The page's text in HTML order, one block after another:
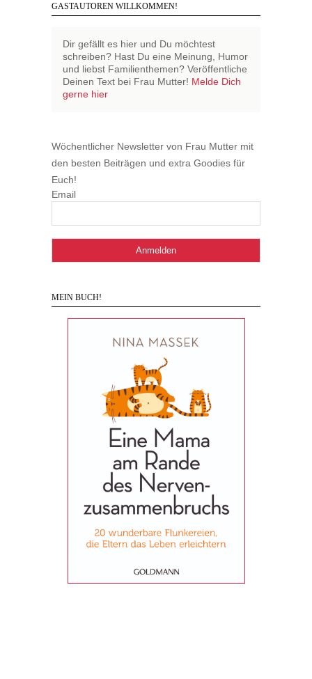
GASTAUTOREN WILLKOMMEN!
Dir gefällt es hier und Du möchtest
schreiben? Hast Du eine Meinung, Humor
und liebst Familienthemen? Veröffentliche
Deinen Text bei Frau Mutter! Melde Dich
gerne hier
Wöchentlicher Newsletter von Frau Mutter mit
den besten Beiträgen und extra Goodies für
Euch!
Email
MEIN BUCH!